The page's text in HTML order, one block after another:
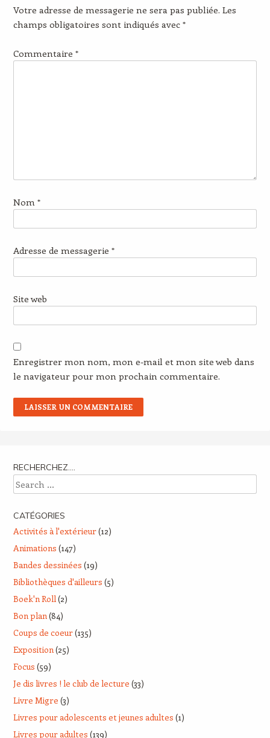
Votre adresse de messagerie ne sera pas publiée. Les
champs obligatoires sont indiqués avec *
Commentaire *
Nom *
Adresse de messagerie *
Site web
Enregistrer mon nom, mon e-mail et mon site web dans
le navigateur pour mon prochain commentaire.
RECHERCHEZ….
Search
CATÉGORIES
Activités à l'extérieur(12)
Animations (147)
Bandes dessinées (19)
Bibliothèques d'ailleurs (5)
Boek'n Roll(2)
Bon plan(84)
Coups de coeur(135)
Exposition(25)
Focus (59)
Je dis livres ! le club de lecture (33)
Livre Migre (3)
Livres pour adolescents et jeunes adultes (1)
Livres pour adultes (139)